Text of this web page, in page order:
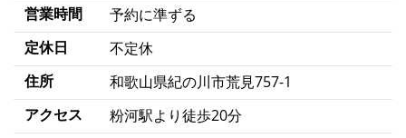
営業時間
予約に準ずる
定休日
不定休
住所
和歌山県紀の川市荒見757-1
アクセス
粉河駅より徒歩20分